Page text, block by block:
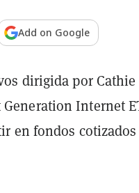
Add on Google
dirigida por Cathie
Internet
en fondos cotizados